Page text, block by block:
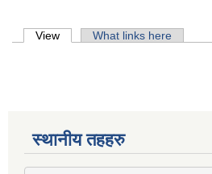
Primary tabs
View (active tab)What links here
स्थानीय तहहरु